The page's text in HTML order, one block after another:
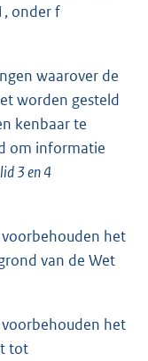
onder f
waarover de
worden gesteld
kenbaar te
om informatie
3 en 4
het
van de Wet
het
tot